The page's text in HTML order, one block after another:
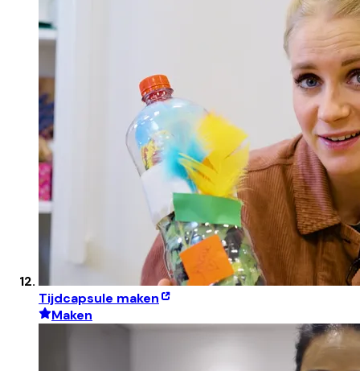
Tijdcapsule maken
Maken